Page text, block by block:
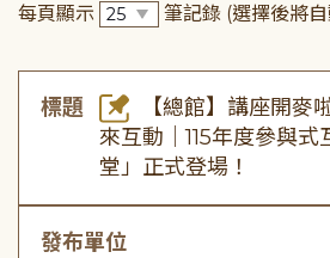
每頁顯示 筆記錄 (選擇後將
標題
【總館】講座開麥
來互動｜115年度參與
堂」正式登場！
發布單位